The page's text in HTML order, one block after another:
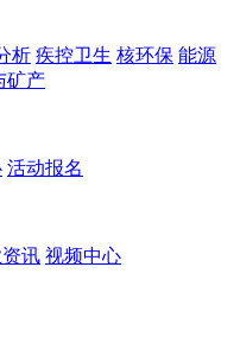
析 疾控卫生 核环保 能源
矿产
活动报名
讯 视频中心